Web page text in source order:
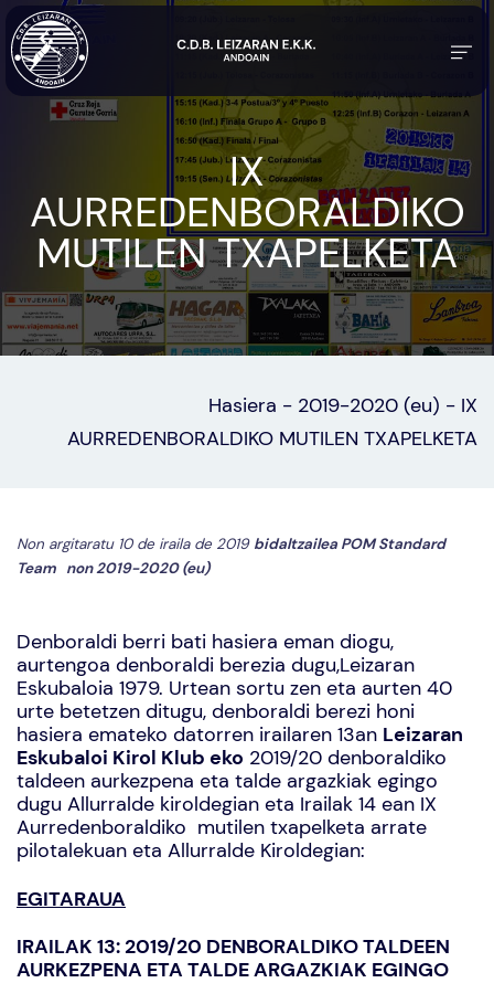
IX
AURREDENBORALDIKO
MUTILEN TXAPELKETA
Hasiera - 2019-2020 (eu) - IX
AURREDENBORALDIKO MUTILEN TXAPELKETA
Non argitaratu 10 de iraila de 2019 bidaltzailea POM Standard
Team non2019-2020 (eu)
Denboraldi berri bati hasiera eman diogu,
aurtengoa denboraldi berezia dugu,Leizaran
Eskubaloia 1979. Urtean sortu zen eta aurten 40
urte betetzen ditugu, denboraldi berezi honi
hasiera emateko datorren irailaren 13an Leizaran
Eskubaloi Kirol Klub eko 2019/20 denboraldiko
taldeen aurkezpena eta talde argazkiak egingo
dugu Allurralde kiroldegian eta Irailak 14 ean IX
Aurredenboraldiko mutilen txapelketa arrate
pilotalekuan eta Allurralde Kiroldegian:
EGITARAUA
IRAILAK 13: 2019/20 DENBORALDIKO TALDEEN
AURKEZPENA ETA TALDE ARGAZKIAK EGINGO